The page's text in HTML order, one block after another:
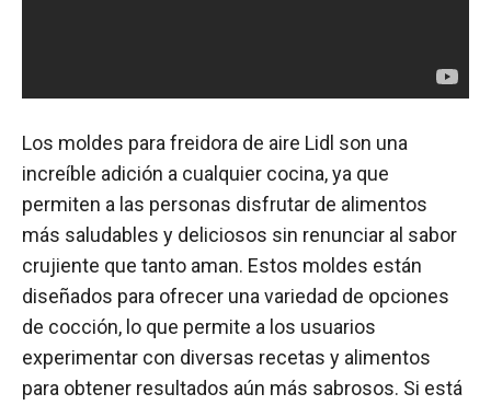
Los moldes para freidora de aire Lidl son una
increíble adición a cualquier cocina, ya que
permiten a las personas disfrutar de alimentos
más saludables y deliciosos sin renunciar al sabor
crujiente que tanto aman. Estos moldes están
diseñados para ofrecer una variedad de opciones
de cocción, lo que permite a los usuarios
experimentar con diversas recetas y alimentos
para obtener resultados aún más sabrosos. Si está